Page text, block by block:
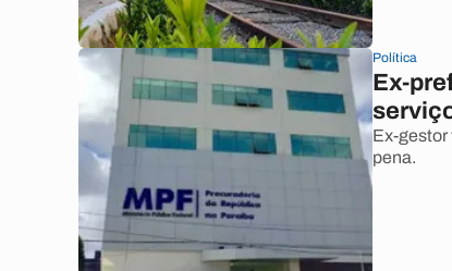
Política
Ex-
Ex-gestor
pena.